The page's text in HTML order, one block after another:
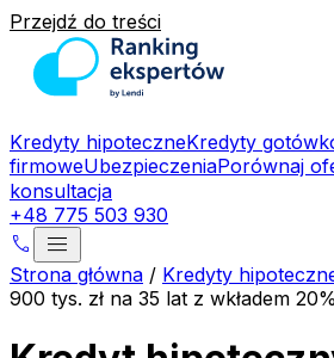
Przejdź do treści
Kredyty hipoteczneKredyty
firmoweUbezpieczeniaPorównaj
konsultacja
+48 775 503 930
phone menu
Strona główna / Kredyty
900 tys. zł na 35 lat z wkładem 20%